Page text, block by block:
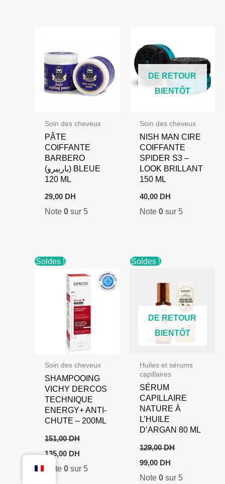
Soin des cheveux
PÂTE
COIFFANTE
BARBERO
(باربيرو) BLEUE
120 ML
29,00 DH
Note 0sur 5
DE RETOUR
BIENTÔT
Soin des cheveux
NISH MAN CIRE
COIFFANTE
SPIDER S3 –
LOOK BRILLANT
150 ML
40,00 DH
Note0 sur 5
Soldes !
Soin des cheveux
SHAMPOOING
VICHY DERCOS
TECHNIQUE
ENERGY+ ANTI-
CHUTE – 200ML
151,00DH
Le
prix
initial
135,00 DHLe
actuel
Note 0sur 5
Soldes !
DE RETOUR
BIENTÔT
Huiles et sérums
capillaires
SÉRUM
CAPILLAIRE
NATURE À
L’HUILE
D’ARGAN 80 ML
129,00DH
Le
prix
initial
99,00 DH
actuel
Note0 sur 5